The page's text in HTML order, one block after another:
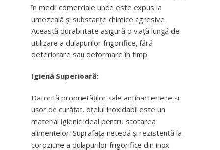
în medii comerciale unde este expus la
umezeală și substanțe chimice agresive.
Această durabilitate asigură o viață lungă de
utilizare a dulapurilor frigorifice, fără
deteriorare sau deformare în timp.
Igienă Superioară:
Datorită proprietăților sale antibacteriene și
ușor de curățat, oțelul inoxidabil este un
material igienic ideal pentru stocarea
alimentelor. Suprafața netedă și rezistentă la
coroziune a dulapurilor frigorifice din inox